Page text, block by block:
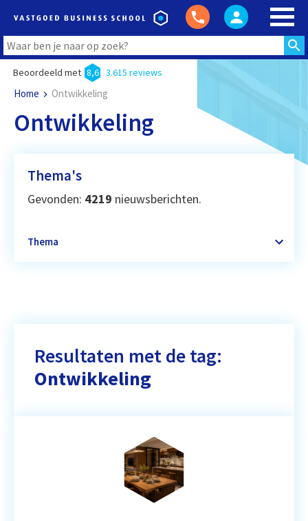
Beoordeeld met 8,6 3.615 reviews
Home Ontwikkeling
Ontwikkeling
Thema's
Gevonden: 4219 nieuwsberichten.
Thema
Resultaten met de tag:
Ontwikkeling